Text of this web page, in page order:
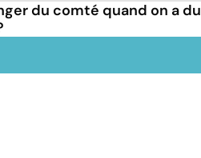
du comté quand on a du